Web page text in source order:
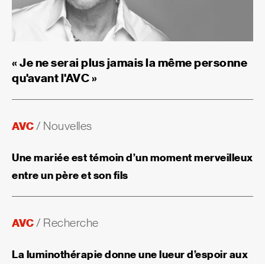
« Je ne serai plus jamais la même personne
qu'avant l'AVC »
AVC / Nouvelles
Une mariée est témoin d’un moment merveilleux
entre un père et son fils
AVC / Recherche
La luminothérapie donne une lueur d’espoir aux